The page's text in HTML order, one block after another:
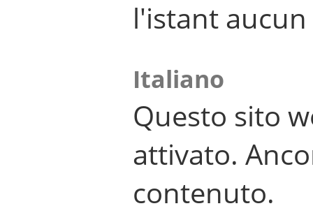
l'istant
Italiano
Questo sito
attivato.
contenuto.